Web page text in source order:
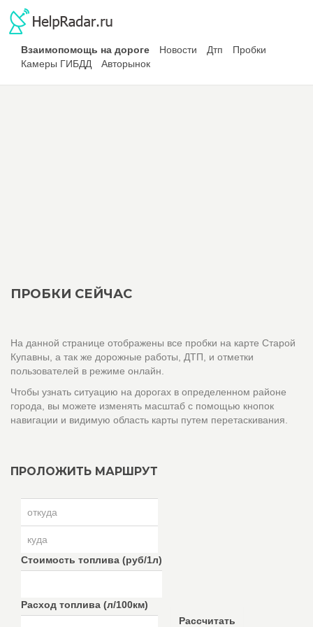
Взаимопомощь на дороге Новости Дтп
Пробки
Камеры ГИБДД
Авторынок
ПРОБКИ СЕЙЧАС
На данной странице отображены все пробки на карте Старой
Купавны, а так же дорожные работы, ДТП, и отметки
пользователей в режиме онлайн.
Чтобы узнать ситуацию на дорогах в определенном районе
города, вы можете изменять масштаб с помощью кнопок
навигации и видимую область карты путем перетаскивания.
ПРОЛОЖИТЬ МАРШРУТ
Стоимость топлива (руб/1л)
Расход топлива (л/100км)
Рассчитать